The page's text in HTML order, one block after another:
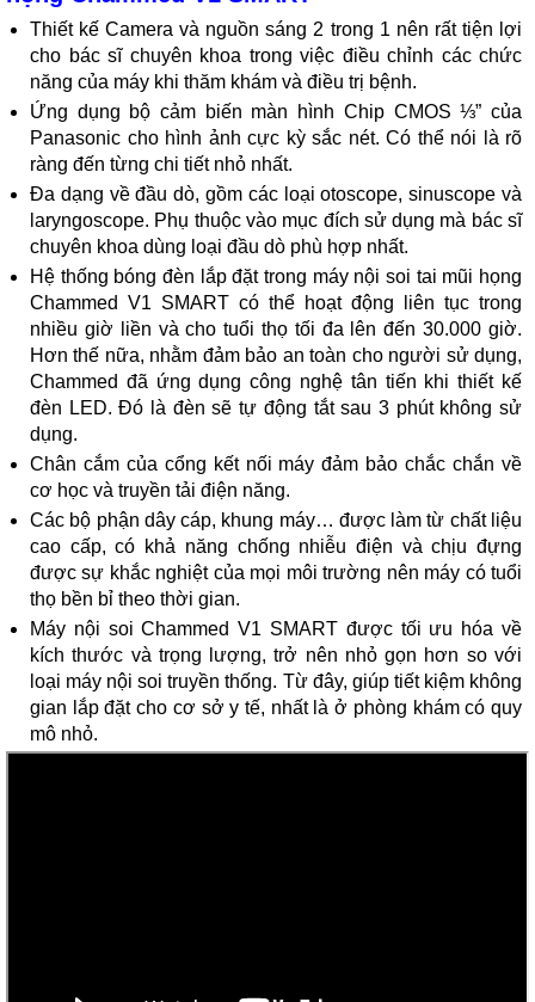
Thiết kế Camera và nguồn sáng 2 trong 1 nên rất tiện lợi
cho bác sĩ chuyên khoa trong việc điều chỉnh các chức
năng của máy khi thăm khám và điều trị bệnh.
Ứng dụng bộ cảm biến màn hình Chip CMOS ⅓” của
Panasonic cho hình ảnh cực kỳ sắc nét. Có thể nói là rõ
ràng đến từng chi tiết nhỏ nhất.
Đa dạng về đầu dò, gồm các loại otoscope, sinuscope và
laryngoscope. Phụ thuộc vào mục đích sử dụng mà bác sĩ
chuyên khoa dùng loại đầu dò phù hợp nhất.
Hệ thống bóng đèn lắp đặt trong máy nội soi tai mũi họng
Chammed V1 SMART có thể hoạt động liên tục trong
nhiều giờ liền và cho tuổi thọ tối đa lên đến 30.000 giờ.
Hơn thế nữa, nhằm đảm bảo an toàn cho người sử dụng,
Chammed đã ứng dụng công nghệ tân tiến khi thiết kế
đèn LED. Đó là đèn sẽ tự động tắt sau 3 phút không sử
dụng.
Chân cắm của cổng kết nối máy đảm bảo chắc chắn về
cơ học và truyền tải điện năng.
Các bộ phận dây cáp, khung máy… được làm từ chất liệu
cao cấp, có khả năng chống nhiễu điện và chịu đựng
được sự khắc nghiệt của mọi môi trường nên máy có tuổi
thọ bền bỉ theo thời gian.
Máy nội soi Chammed V1 SMART được tối ưu hóa về
kích thước và trọng lượng, trở nên nhỏ gọn hơn so với
loại máy nội soi truyền thống. Từ đây, giúp tiết kiệm không
gian lắp đặt cho cơ sở y tế, nhất là ở phòng khám có quy
mô nhỏ.